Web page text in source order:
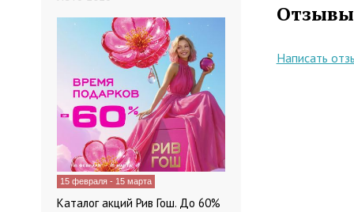
Отзывы
Написать
15 февраля - 15 марта
Каталог акций Рив Гош. До 60%